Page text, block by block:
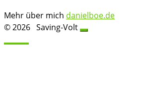
Mehr über mich danielboe.de
© 2026 Saving-Volt